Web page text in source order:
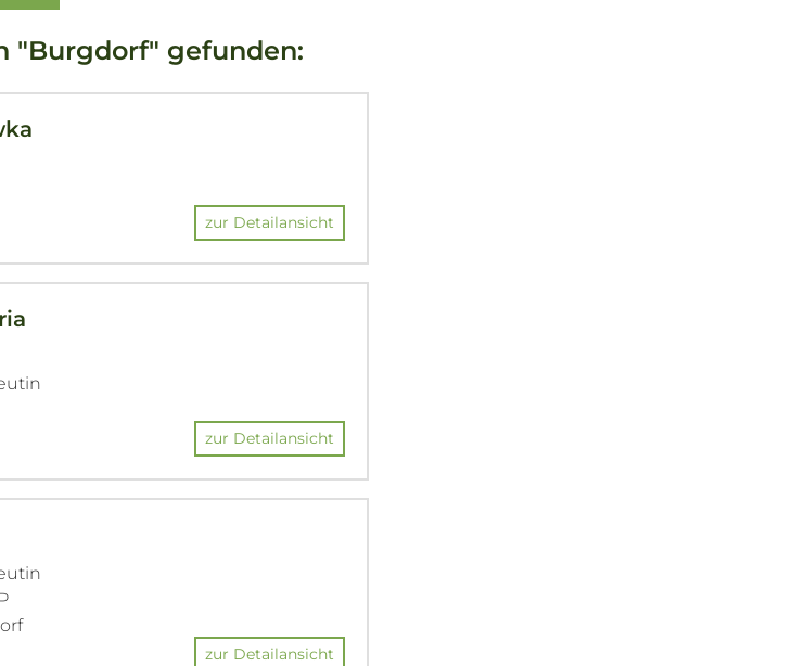
"Burgdorf" gefunden:
zur Detailansicht
zur Detailansicht
zur Detailansicht